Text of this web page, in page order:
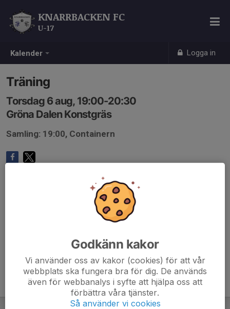
Kalender Logga in
KNARRBACKEN FC
U-17
Träning
Torsdag 6 aug, 19:00-20:30
Gröna Dalen Konstgräs
Samling: 19:00, Containern
Godkänn kakor
Vi använder oss av kakor (cookies) för att vår
webbplats ska fungera bra för dig. De används
även för webbanalys i syfte att hjälpa oss att
förbättra våra tjänster.
Så använder vi cookies